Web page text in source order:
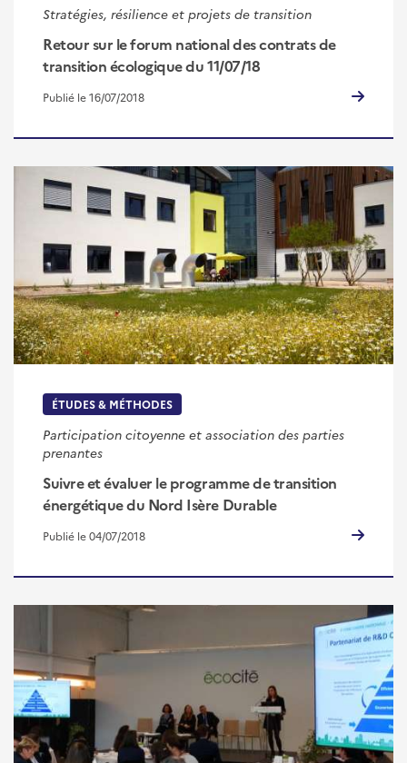
Stratégies, résilience et projets de transition
Retour sur le forum national des contrats de
transition écologique du 11/07/18
Publié le 16/07/2018
ÉTUDES & MÉTHODES
Participation citoyenne et association des parties
prenantes
Suivre et évaluer le programme de transition
énergétique du Nord Isère Durable
Publié le 04/07/2018